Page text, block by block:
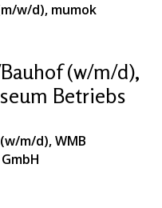
w/d), mumok
(w/m/d),
Betriebs
m/d), WMB